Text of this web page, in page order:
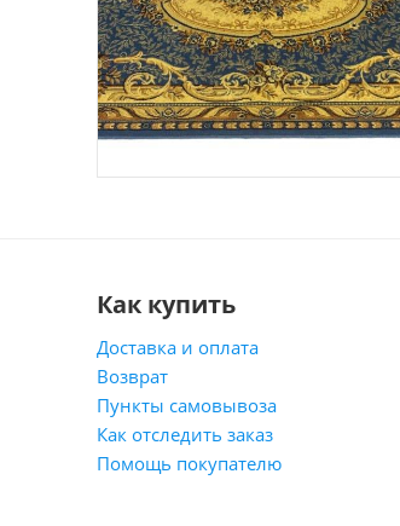
Как купить
Доставка и оплата
Возврат
Пункты самовывоза
Как отследить заказ
Помощь покупателю